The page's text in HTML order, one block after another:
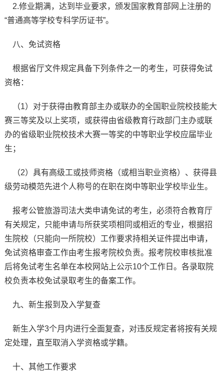
2.修业期满，达到毕业要求，颁发国家教育部网上注册的
“普通高等学校专科学历证书”。
八、免试资格
根据省厅文件规定具备下列条件之一的考生，可获得免试
资格：
（1）对于获得由教育部主办或联办的全国职业院校技能大
赛三等奖及以上奖项，或获得由省级教育行政部门主办或联
办的省级职业院校技术大赛一等奖的中等职业学校应届毕业
生；
（2）具有高级工或技师资格（或相当职业资格）、获得县
级劳动模范先进个人称号的在职在岗中等职业学校毕业生。
报考公管旅游司法大类申请免试的考生，必须符合教育厅
有关规定，只能申请与所获奖项相同或相近的专业，根据招
生院校（只能向一所院校）工作要求持相关证件提出申请，
免试资格审查工作由考生报考院校负责。报考院校审核批准
后将免试考生名单在本校网站上公示10个工作日。各录取院
校负责本校免试录取考生的备案工作。
九、新生报到及入学复查
新生入学3个月内进行全面复查，对违反规定者将按有关规
定处理，直至取消入学资格或学籍。
十、其他工作要求